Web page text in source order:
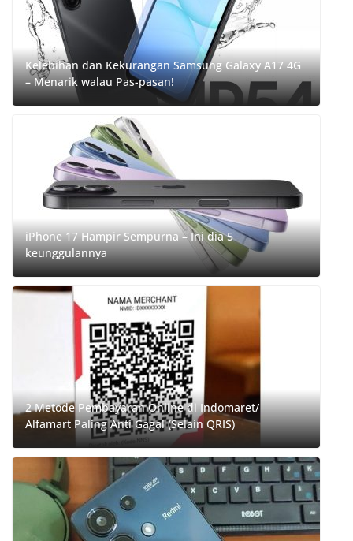
Kelebihan dan Kekurangan Samsung Galaxy A17 4G
– Menarik walau Pas-pasan!
iPhone 17 Hampir Sempurna – Ini dia 5
keunggulannya
2 Metode Pembayaran Online di Indomaret/
Alfamart Paling Anti Gagal (Selain QRIS)